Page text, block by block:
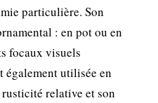
particulière. Son
: en pot ou en
focaux visuels
également utilisée en
relative et son